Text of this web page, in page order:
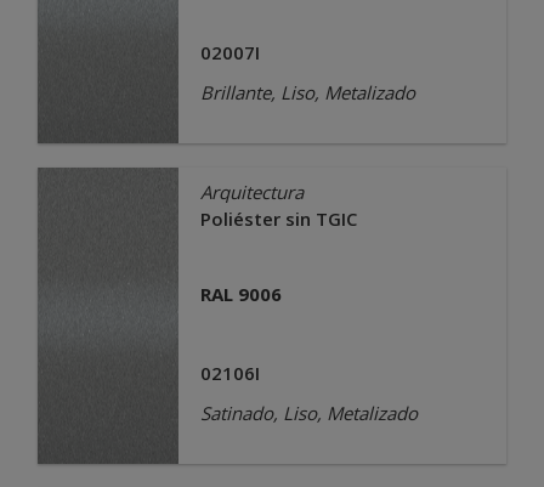
02007I
Brillante, Liso, Metalizado
Arquitectura
Poliéster sin TGIC
RAL 9006
02106I
Satinado, Liso, Metalizado